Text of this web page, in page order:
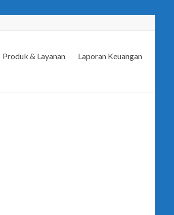
Produk & Layanan Laporan Keuangan